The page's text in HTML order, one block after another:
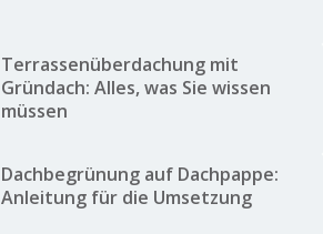
Terrassenüberdachung mit
Gründach: Alles, was Sie wissen
müssen
Dachbegrünung auf Dachpappe:
Anleitung für die Umsetzung